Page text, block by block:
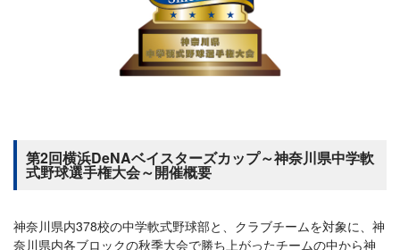
第2回横浜DeNAベイスターズカップ～神奈川県中学軟
式野球選手権大会～開催概要
神奈川県内378校の中学軟式野球部と、クラブチームを対象に、神
奈川県内各ブロックの秋季大会で勝ち上がったチームの中から神